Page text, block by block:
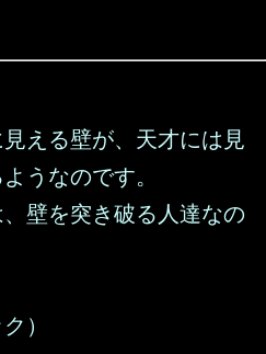
える壁が、天才には見
うなのです。
壁を突き破る人達なの
）